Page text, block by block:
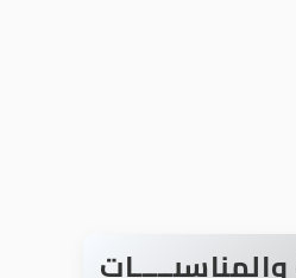
والمناسبـــــات